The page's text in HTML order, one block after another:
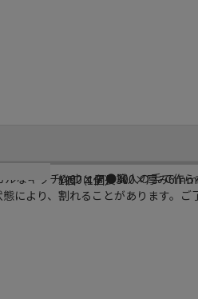
なキッチンウェア●職人の手で作ら
により、割れることがあります。ご
約60×全長300×厚み6mm
1個（1個）